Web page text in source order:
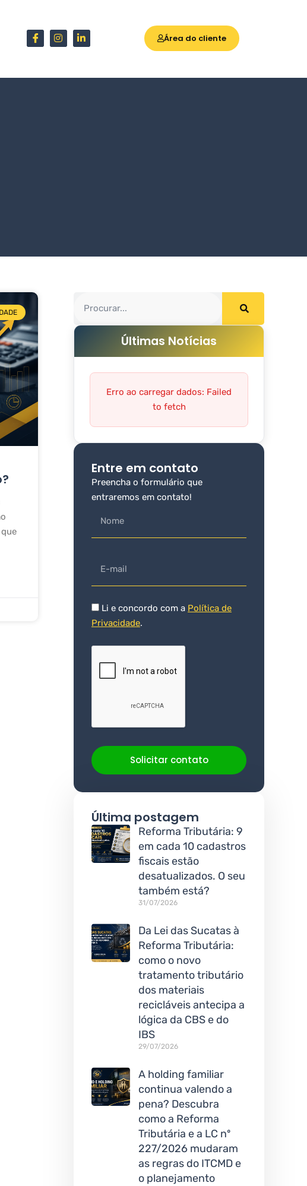
Área do cliente
Últimas Notícias
Erro ao carregar dados: Failed
to fetch
Entre em contato
Preencha o formulário que
entraremos em contato!
Li e concordo com a Política de
Privacidade.
Solicitar contato
Última postagem
Reforma Tributária: 9
em cada 10 cadastros
fiscais estão
desatualizados. O seu
também está?
31/07/2026
Da Lei das Sucatas à
Reforma Tributária:
como o novo
tratamento tributário
dos materiais
recicláveis antecipa a
lógica da CBS e do
IBS
29/07/2026
A holding familiar
continua valendo a
pena? Descubra
como a Reforma
Tributária e a LC nº
227/2026 mudaram
as regras do ITCMD e
o planejamento